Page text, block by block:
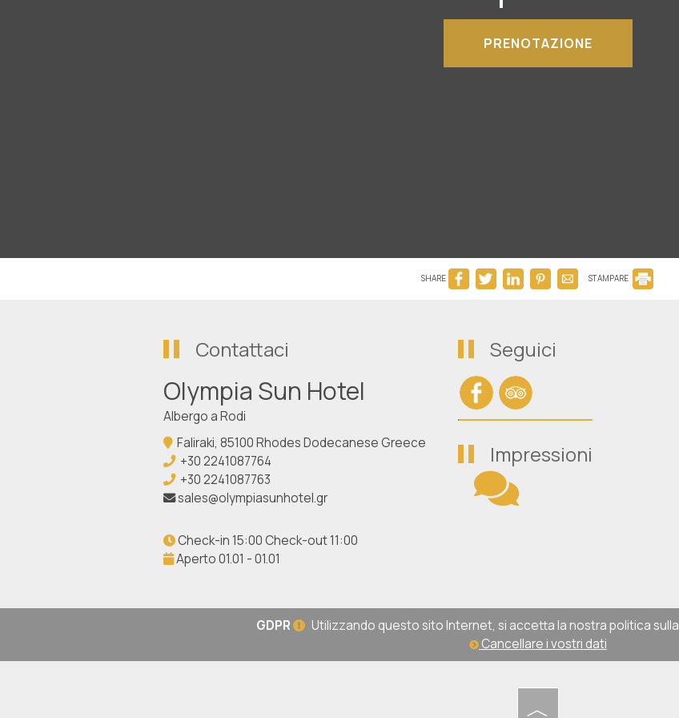
PRENOTAZIONE
SHARE STAMPARE
Contattaci
Olympia Sun Hotel
Albergo a Rodi
Faliraki, 85100 Rhodes Dodecanese Greece
+30 2241087764
+30 2241087763
sales@olympiasunhotel.gr
Check-in 15:00 Check-out 11:00
Aperto 01.01 - 01.01
Seguici
Impressioni
GDPR Utilizzando questo sito Internet, si accetta la nostra politica sulla
Cancellare i vostri dati
︿